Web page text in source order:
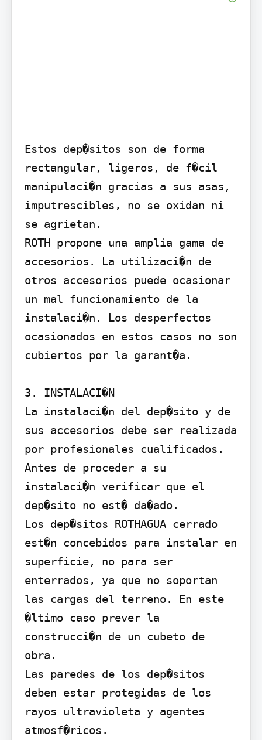
Estos dep�sitos son de forma
rectangular, ligeros, de f�cil
manipulaci�n gracias a sus asas,
imputrescibles, no se oxidan ni
se agrietan.
ROTH propone una amplia gama de
accesorios. La utilizaci�n de
otros accesorios puede ocasionar
un mal funcionamiento de la
instalaci�n. Los desperfectos
ocasionados en estos casos no son
cubiertos por la garant�a.
3. INSTALACI�N
La instalaci�n del dep�sito y de
sus accesorios debe ser realizada
por profesionales cualificados.
Antes de proceder a su
instalaci�n verificar que el
dep�sito no est� da�ado.
Los dep�sitos ROTHAGUA cerrado
est�n concebidos para instalar en
superficie, no para ser
enterrados, ya que no soportan
las cargas del terreno. En este
�ltimo caso prever la
construcci�n de un cubeto de
obra.
Las paredes de los dep�sitos
deben estar protegidas de los
rayos ultravioleta y agentes
atmosf�ricos.